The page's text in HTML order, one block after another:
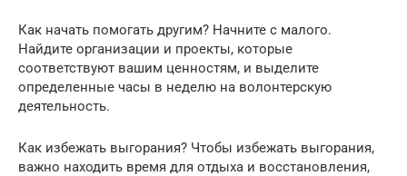
Как начать помогать другим? Начните с малого.
Найдите организации и проекты, которые
соответствуют вашим ценностям, и выделите
определенные часы в неделю на волонтерскую
деятельность.
Как избежать выгорания? Чтобы избежать выгорания,
важно находить время для отдыха и восстановления,